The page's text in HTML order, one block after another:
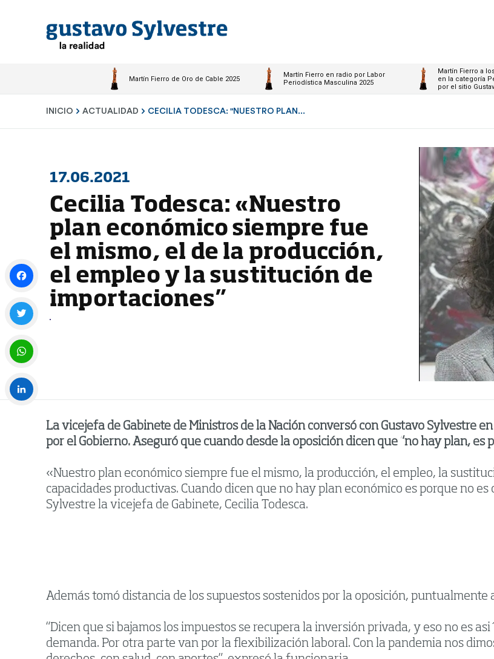
Martín Fierro de Oro de Cable 2025
Martín Fierro en radio por Labor
Periodística Masculina 2025
Martín Fierro a
en la categoría
por el sitio
INICIO ACTUALIDAD CECILIA TODESCA: "NUESTRO PLAN...
17.06.2021
Cecilia Todesca: «Nuestro
plan económico siempre fue
el mismo, el de la producción,
el empleo y la sustitución de
importaciones”
La vicejefa de Gabinete de Ministros de la Nación conversó con Gustavo Sylvestre
por el Gobierno. Aseguró que cuando desde la oposición dicen que “no hay plan, es
«Nuestro plan económico siempre fue el mismo, la producción, el empleo, la
capacidades productivas. Cuando dicen que no hay plan económico es porque no
Sylvestre la vicejefa de Gabinete, Cecilia Todesca.
Además tomó distancia de los supuestos sostenidos por la oposición,
“Dicen que si bajamos los impuestos se recupera la inversión privada, y eso no es
demanda. Por otra parte van por la flexibilización laboral. Con la pandemia nos
Facebook
Twitter
WhatsApp